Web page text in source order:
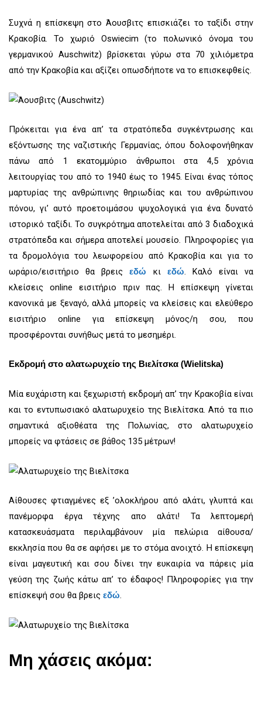
Συχνά η επίσκεψη στο Άουσβιτς επισκιάζει το ταξίδι στην
Κρακοβία. Το χωριό Oswiecim (το πολωνικό όνομα του
γερμανικού Auschwitz) βρίσκεται γύρω στα 70 χιλιόμετρα
από την Κρακοβία και αξίζει οπωσδήποτε να το επισκεφθείς.
Πρόκειται για ένα απ’ τα στρατόπεδα συγκέντρωσης και
εξόντωσης της ναζιστικής Γερμανίας, όπου δολοφονήθηκαν
πάνω από 1 εκατομμύριο άνθρωποι στα 4,5 χρόνια
λειτουργίας του από το 1940 έως το 1945. Είναι ένας τόπος
μαρτυρίας της ανθρώπινης θηριωδίας και του ανθρώπινου
πόνου, γι’ αυτό προετοιμάσου ψυχολογικά για ένα δυνατό
ιστορικό ταξίδι. Το συγκρότημα αποτελείται από 3 διαδοχικά
στρατόπεδα και σήμερα αποτελεί μουσείο. Πληροφορίες για
τα δρομολόγια του λεωφορείου από Κρακοβία και για το
ωράριο/εισιτήριο θα βρειςεδώ κι εδώ. Καλό είναι να
κλείσεις online εισιτήριο πριν πας. Η επίσκεψη γίνεται
κανονικά με ξεναγό, αλλά μπορείς να κλείσεις και ελεύθερο
εισιτήριο online για επίσκεψη μόνος/η σου, που
προσφέρονται συνήθως μετά το μεσημέρι.
Εκδρομή στο αλατωρυχείο της Βιελίτσκα (Wielitska)
Μία ευχάριστη και ξεχωριστή εκδρομή απ’ την Κρακοβία είναι
και το εντυπωσιακό αλατωρυχείο της Βιελίτσκα. Από τα πιο
σημαντικά αξιοθέατα της Πολωνίας, στο αλατωρυχείο
μπορείς να φτάσεις σε βάθος 135 μέτρων!
Αίθουσες φτιαγμένες εξ ’ολοκλήρου από αλάτι, γλυπτά και
πανέμορφα έργα τέχνης απο αλάτι! Τα λεπτομερή
κατασκευάσματα περιλαμβάνουν μία πελώρια αίθουσα/
εκκλησία που θα σε αφήσει με το στόμα ανοιχτό. Η επίσκεψη
είναι μαγευτική και σου δίνει την ευκαιρία να πάρεις μία
γεύση της ζωής κάτω απ’ το έδαφος! Πληροφορίες για την
επίσκεψή σου θα βρεις εδώ.
Μη χάσεις ακόμα:​